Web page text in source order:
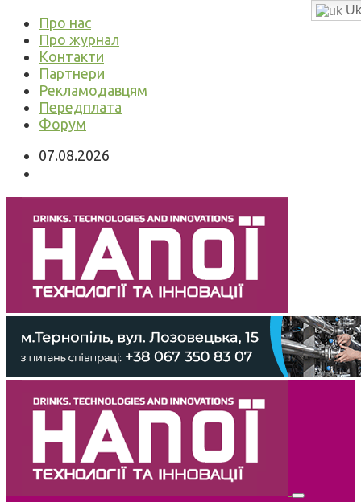
Про нас
Про журнал
Контакти
Партнери
Рекламодавцям
Передплата
Форум
07.08.2026